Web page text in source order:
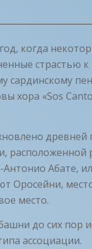
когда
страстью к
сардинскому
хора «Sos
древней
расположенной
Абате,
Оросейни,
место.
до сих пор
ассоциации.